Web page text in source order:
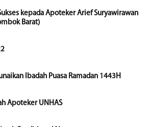
kepada Apoteker Arief Suryawirawan
Barat)
Ibadah Puasa Ramadan 1443H
Apoteker UNHAS